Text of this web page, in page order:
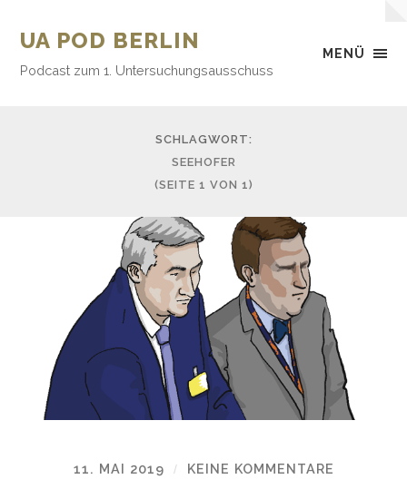
MENÜ
UA POD BERLIN
Podcast zum 1. Untersuchungsausschuss
SCHLAGWORT:
SEEHOFER
(SEITE 1 VON 1)
11. MAI 2019 / KEINE KOMMENTARE